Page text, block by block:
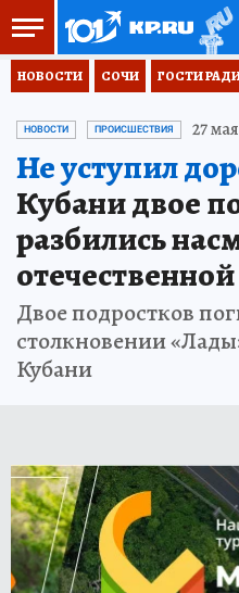
НОВОСТИ СОЧИ ГОСТИ
НОВОСТИ ПРОИСШЕСТВИЯ 27
Не уступил
Кубани двое
разбились
Двое подростков
столкновении
Кубани